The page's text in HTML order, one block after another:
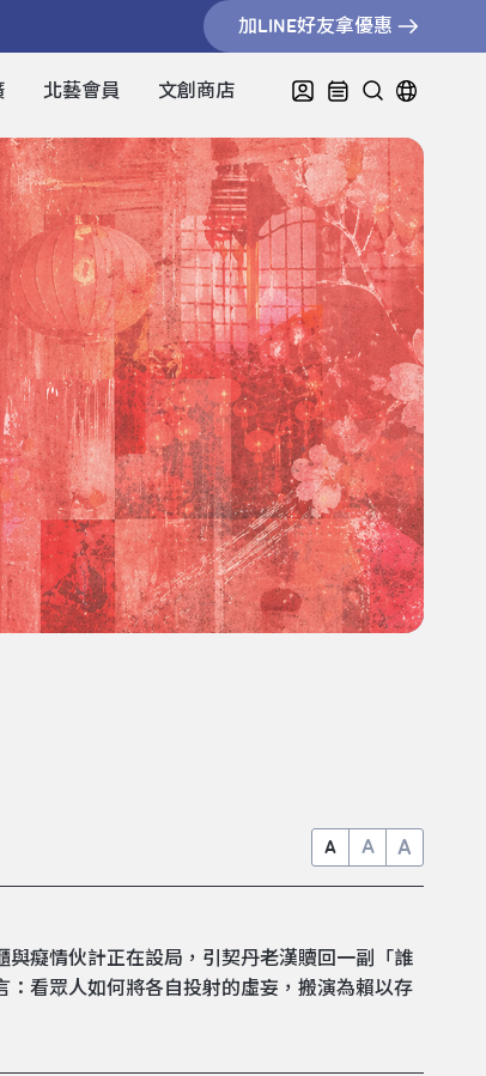
加LINE好友拿優惠
北藝會員 文創商店
A A A
癡情伙計正在設局，引契丹老漢贖回一副「誰
看眾人如何將各自投射的虛妄，搬演為賴以存